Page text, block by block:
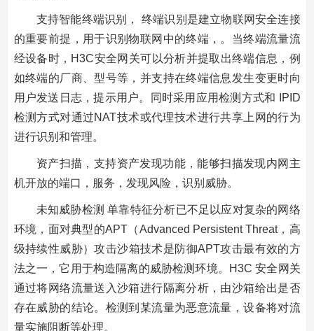
支持智能终端识别， 终端识别是建立物联网安全连接
的重要前提，用于识别物联网中的终端，。当终端流量流
经设备时，H3C安全网关可以分析并提取出终端信息，例
如终端的厂商、型号等，并支持在终端信息发生变更时向
用户发送日志，提示用户。同时采用应用检测方式和 IPID
检测方式对通过NAT技术或代理技术进行共享上网的行为
进行识别和管理。
资产扫描，支持资产发现功能，能够扫描发现内网主
机开放的端口，服务，发现风险，识别威胁。
未知威胁检测 单靠特征分析已不足以应对复杂的网络
环境，面对典型的APT（Advanced Persistent Threat，高
级持续性威胁）攻击沙箱技术是防御APT攻击最有效的方
法之一，它用于构造隔离的威胁检测环境。H3C 安全网关
通过将网络流量送入沙箱进行隔离分析，由沙箱给出是否
存在威胁的结论。检测到某流量为恶意流量，设备将对流
量实施阻断等处理。